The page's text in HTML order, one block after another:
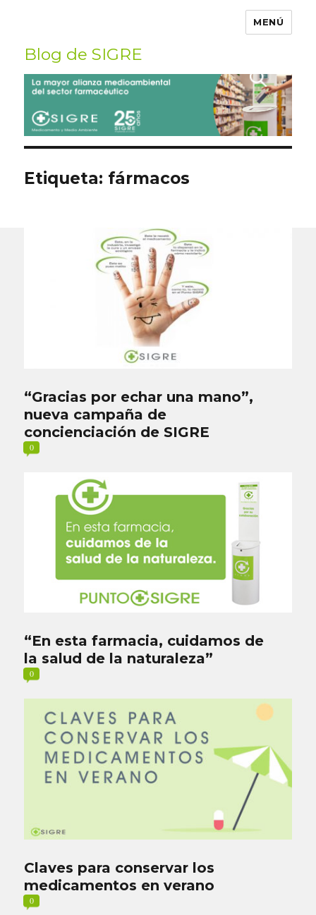
MENÚ
Blog de SIGRE
Buscar
por:
Etiqueta: fármacos
“Gracias por echar una mano”,
nueva campaña de
concienciación de SIGRE
0
“En esta farmacia, cuidamos de
la salud de la naturaleza”
0
Claves para conservar los
medicamentos en verano
0